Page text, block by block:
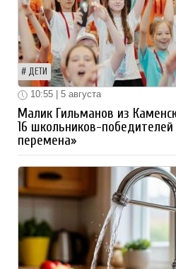
ДЕТИ
10:55 | 5 августа
Малик Гильманов из
16 школьников-
перемена»